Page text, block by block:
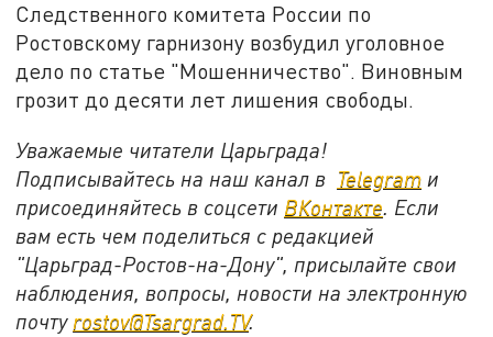
Следственного комитета России по
Ростовскому гарнизону возбудил уголовное
дело по статье "Мошенничество". Виновным
грозит до десяти лет лишения свободы.
Уважаемые читатели Царьграда!
Подписывайтесь на наш канал в Telegram и
присоединяйтесь в соцсети ВКонтакте. Если
вам есть чем поделиться с редакцией
"Царьград-Ростов-на-Дону", присылайте свои
наблюдения, вопросы, новости на электронную
почту rostov@Tsargrad.ТV.